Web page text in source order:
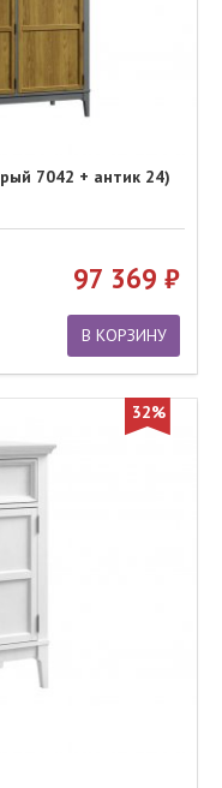
7042 + антик 24)
97 369
В КОРЗИНУ
32%